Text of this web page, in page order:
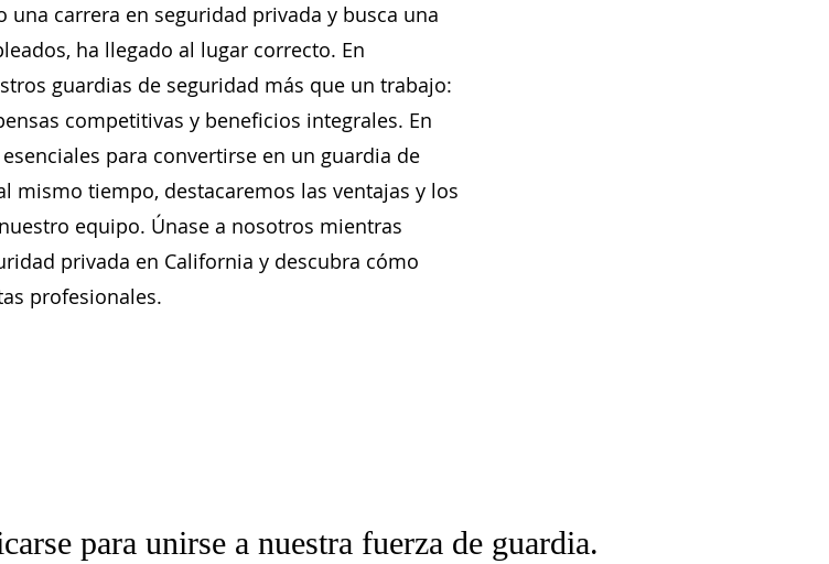
carrera en seguridad privada y busca una
ha llegado al lugar correcto. En
guardias de seguridad más que un trabajo:
competitivas y beneficios integrales. En
para convertirse en un guardia de
mismo tiempo, destacaremos las ventajas y los
equipo. Únase a nosotros mientras
privada en California y descubra cómo
profesionales.
para unirse a nuestra fuerza de guardia.